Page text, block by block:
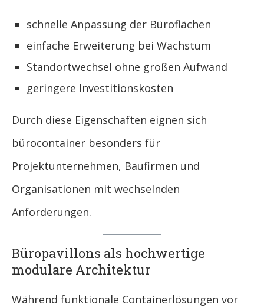
schnelle Anpassung der Büroflächen
einfache Erweiterung bei Wachstum
Standortwechsel ohne großen Aufwand
geringere Investitionskosten
Durch diese Eigenschaften eignen sich
bürocontainer besonders für
Projektunternehmen, Baufirmen und
Organisationen mit wechselnden
Anforderungen.
Büropavillons als hochwertige
modulare Architektur
Während funktionale Containerlösungen vor